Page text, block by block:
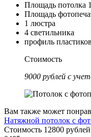
Площадь потолка
Площадь
1 люстра
4 светильника
профиль
Стоимость
9000 рублей с
Вам также может
Натяжной потолок с
Стоимость 12800